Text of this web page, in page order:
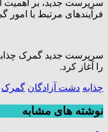
سرپرست جدید، بر اهمیت
فرآیندهای مرتبط با امور
سرپرست جدید گمرک
را آغاز کرد.
چذابه دشت آزادگان گمرک
نوشته های مشابه